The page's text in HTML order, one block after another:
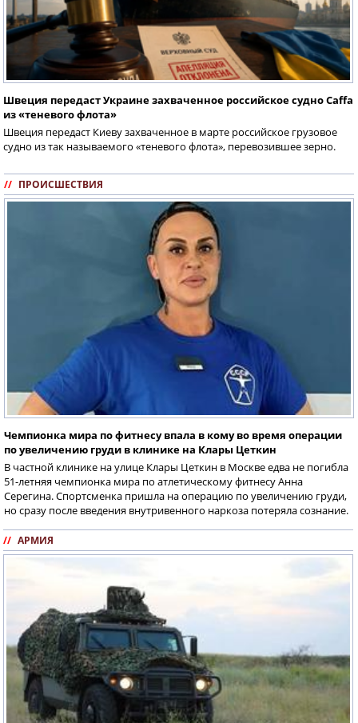
Швеция передаст Украине захваченное российское судно Caffa
из «теневого флота»
Швеция передаст Киеву захваченное в марте российское грузовое
судно из так называемого «теневого флота», перевозившее зерно.
// ПРОИСШЕСТВИЯ
Чемпионка мира по фитнесу впала в кому во время операции
по увеличению груди в клинике на Клары Цеткин
В частной клинике на улице Клары Цеткин в Москве едва не погибла
51-летняя чемпионка мира по атлетическому фитнесу Анна
Серегина. Спортсменка пришла на операцию по увеличению груди,
но сразу после введения внутривенного наркоза потеряла сознание.
// АРМИЯ